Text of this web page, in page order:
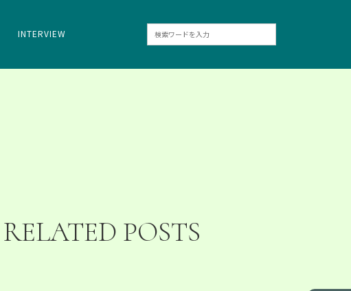
INTERVIEW
RELATED POSTS